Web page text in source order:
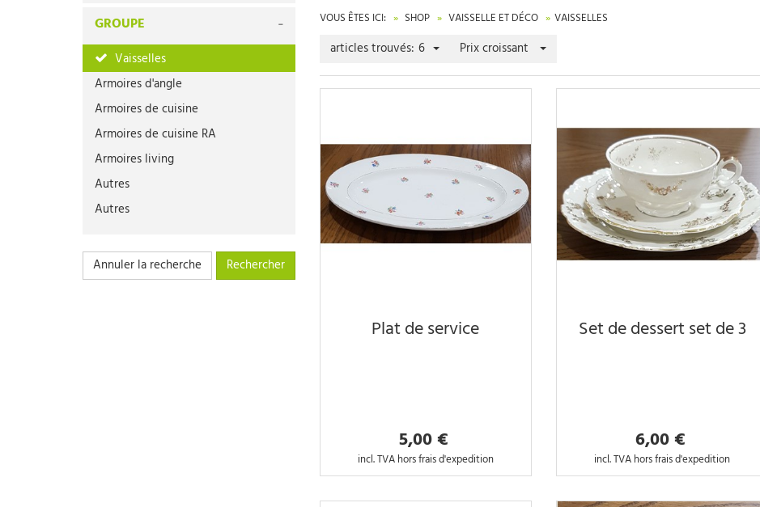
GROUPE
Vaisselles
Armoires d'angle
Armoires de cuisine
Armoires de cuisine RA
Armoires living
Autres
Autres
Bancs RA
Buffets
Annuler la recherche
VOUS ÊTES ICI: SHOP VAISSELLE ET DÉCO VAISSELLES
articles trouvés: 6 Prix croissant
Plat de service
5,00 €
incl. TVA hors frais d'expedition
Set de dessert set de 3
6,00 €
incl. TVA hors frais d'expedition